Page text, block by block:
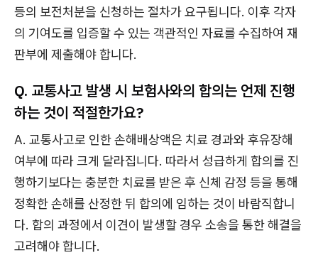
등의 보전처분을 신청하는 절차가 요구됩니다. 이후 각자
의 기여도를 입증할 수 있는 객관적인 자료를 수집하여 재
판부에 제출해야 합니다.
Q. 교통사고 발생 시 보험사와의 합의는 언제 진행
하는 것이 적절한가요?
A. 교통사고로 인한 손해배상액은 치료 경과와 후유장해
여부에 따라 크게 달라집니다. 따라서 성급하게 합의를 진
행하기보다는 충분한 치료를 받은 후 신체 감정 등을 통해
정확한 손해를 산정한 뒤 합의에 임하는 것이 바람직합니
다. 합의 과정에서 이견이 발생할 경우 소송을 통한 해결을
고려해야 합니다.